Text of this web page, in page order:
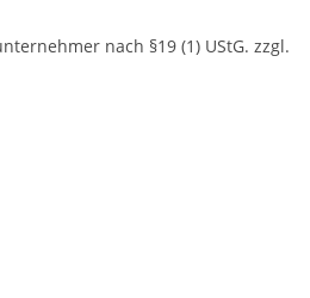
nach §19 (1) UStG. zzgl.